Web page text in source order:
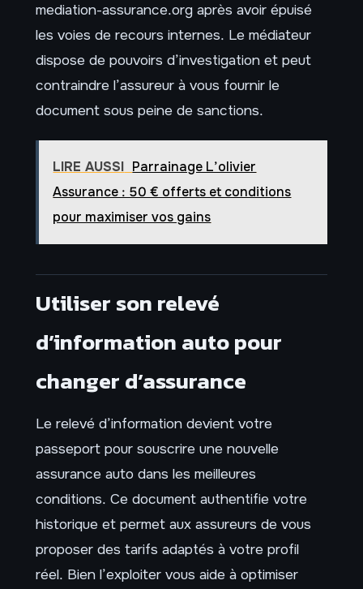
mediation-assurance.org après avoir épuisé
les voies de recours internes. Le médiateur
dispose de pouvoirs d’investigation et peut
contraindre l’assureur à vous fournir le
document sous peine de sanctions.
LIRE AUSSI Parrainage L’olivier
Assurance : 50 € offerts et conditions
pour maximiser vos gains
Utiliser son relevé
d’information auto pour
changer d’assurance
Le relevé d’information devient votre
passeport pour souscrire une nouvelle
assurance auto dans les meilleures
conditions. Ce document authentifie votre
historique et permet aux assureurs de vous
proposer des tarifs adaptés à votre profil
réel. Bien l’exploiter vous aide à optimiser